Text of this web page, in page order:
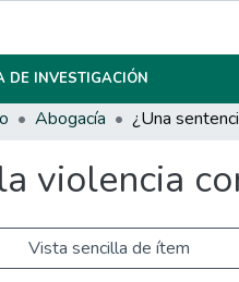
DE INVESTIGACIÓN
Abogacía
violencia
Vista sencilla de ítem